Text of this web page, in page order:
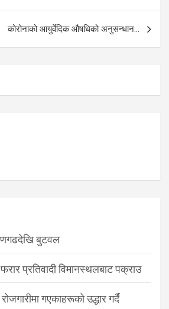
कोरोनाको आयुर्वेदिक औषधिको अनुसन्धान…
बुटवल
प्रतिवादी विमानस्थलबाट पक्राउ
गएकाहरूको उद्धार गर्दै